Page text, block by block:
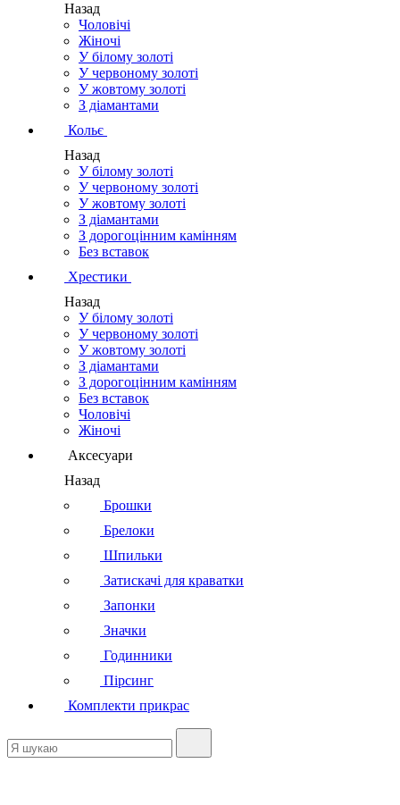
Назад
Чоловічі
Жіночі
У білому золоті
У червоному золоті
У жовтому золоті
З діамантами
Кольє
Назад
У білому золоті
У червоному золоті
У жовтому золоті
З діамантами
З дорогоцінним камінням
Без вставок
Хрестики
Назад
У білому золоті
У червоному золоті
У жовтому золоті
З діамантами
З дорогоцінним камінням
Без вставок
Чоловічі
Жіночі
Аксесуари
Назад
Брошки
Брелоки
Шпильки
Затискачі для краватки
Запонки
Значки
Годинники
Пірсинг
Комплекти прикрас